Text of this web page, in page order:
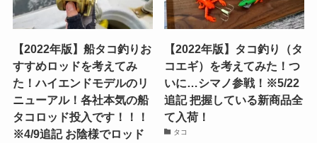
【2022年版】船タコ釣りお
すすめロッドを考えてみ
た！ハイエンドモデルのリ
ニューアル！各社本気の船
タコロッド投入です！！！
※4/9追記 お陰様でロッド
【2022年版】タコ釣り（タ
コエギ）を考えてみた！つ
いに…シマノ参戦！※5/22
追記 把握している新商品全
て入荷！
タコ